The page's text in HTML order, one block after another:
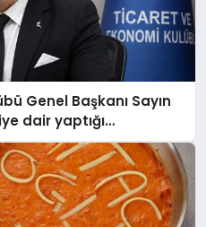
Genel Başkanı Sayın
dair yaptığı